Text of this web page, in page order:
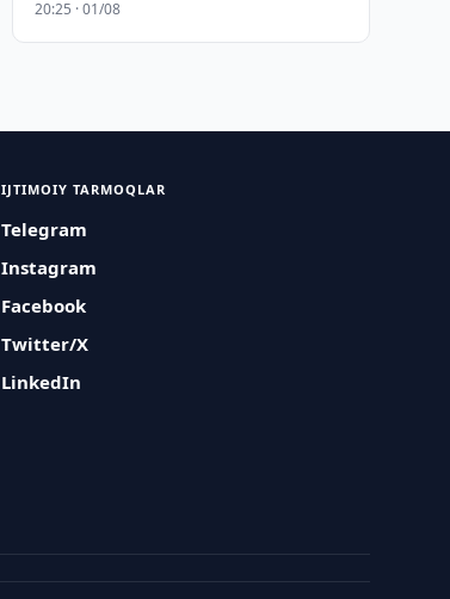
20:25 · 01/08
IJTIMOIY TARMOQLAR
Telegram
Instagram
Facebook
Twitter/X
LinkedIn